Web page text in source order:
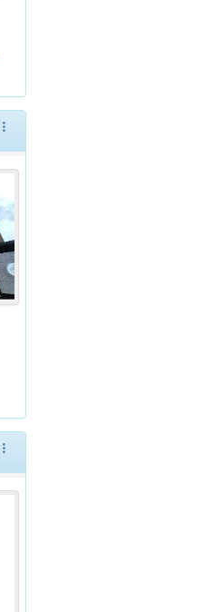
more_vert
more_vert